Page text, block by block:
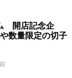
開店記念企
数量限定の切子